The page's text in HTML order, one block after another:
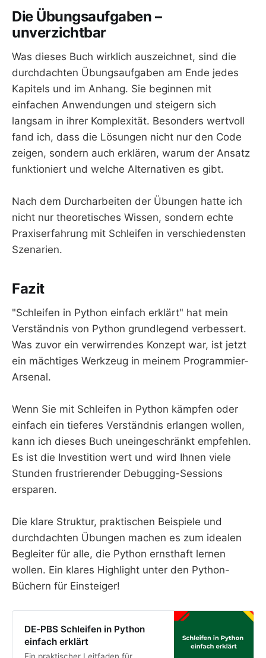
Die Übungsaufgaben –
unverzichtbar
Was dieses Buch wirklich auszeichnet, sind die
durchdachten Übungsaufgaben am Ende jedes
Kapitels und im Anhang. Sie beginnen mit
einfachen Anwendungen und steigern sich
langsam in ihrer Komplexität. Besonders wertvoll
fand ich, dass die Lösungen nicht nur den Code
zeigen, sondern auch erklären, warum der Ansatz
funktioniert und welche Alternativen es gibt.
Nach dem Durcharbeiten der Übungen hatte ich
nicht nur theoretisches Wissen, sondern echte
Praxiserfahrung mit Schleifen in verschiedensten
Szenarien.
Fazit
"Schleifen in Python einfach erklärt" hat mein
Verständnis von Python grundlegend verbessert.
Was zuvor ein verwirrendes Konzept war, ist jetzt
ein mächtiges Werkzeug in meinem Programmier-
Arsenal.
Wenn Sie mit Schleifen in Python kämpfen oder
einfach ein tieferes Verständnis erlangen wollen,
kann ich dieses Buch uneingeschränkt empfehlen.
Es ist die Investition wert und wird Ihnen viele
Stunden frustrierender Debugging-Sessions
ersparen.
Die klare Struktur, praktischen Beispiele und
durchdachten Übungen machen es zum idealen
Begleiter für alle, die Python ernsthaft lernen
wollen. Ein klares Highlight unter den Python-
Büchern für Einsteiger!
DE-PBS Schleifen in Python
einfach erklärt